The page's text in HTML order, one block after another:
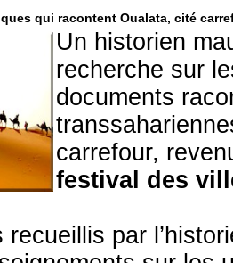
qui racontent Oualata, cité
Un historien
recherche sur
documents
carrefour,
festival des
recueillis par